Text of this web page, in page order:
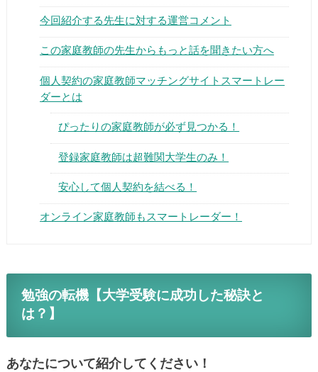
今回紹介する先生に対する運営コメント
この家庭教師の先生からもっと話を聞きたい方へ
個人契約の家庭教師マッチングサイトスマートレー
ダーとは
ぴったりの家庭教師が必ず見つかる！
登録家庭教師は超難関大学生のみ！
安心して個人契約を結べる！
オンライン家庭教師もスマートレーダー！
勉強の転機【大学受験に成功した秘訣と
は？】
あなたについて紹介してください！